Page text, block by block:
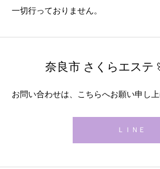
一切行っておりません。
奈良市 さくらエステ
お問い合わせは、こちらへお願い申し上
ＬＩＮＥ